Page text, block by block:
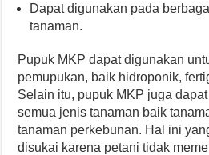
Dapat digunakan pada
tanaman.
Pupuk MKP dapat digunakan
pemupukan, baik hidroponik,
Selain itu, pupuk MKP juga
semua jenis tanaman baik
tanaman perkebunan. Hal ini
disukai karena petani tidak